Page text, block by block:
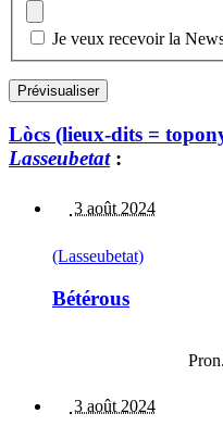
Je veux recevoir la
Lòcs (lieux-dits =
Lasseubetat:
3 août 2024
(Lasseubetat)
Bétérous
3 août 2024